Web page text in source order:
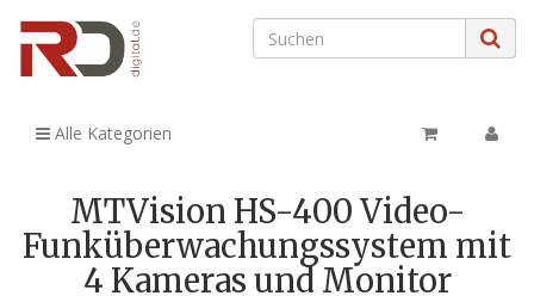
Alle Kategorien
MTVision HS-400 Video-
Funküberwachungssystem mit
4 Kameras und Monitor